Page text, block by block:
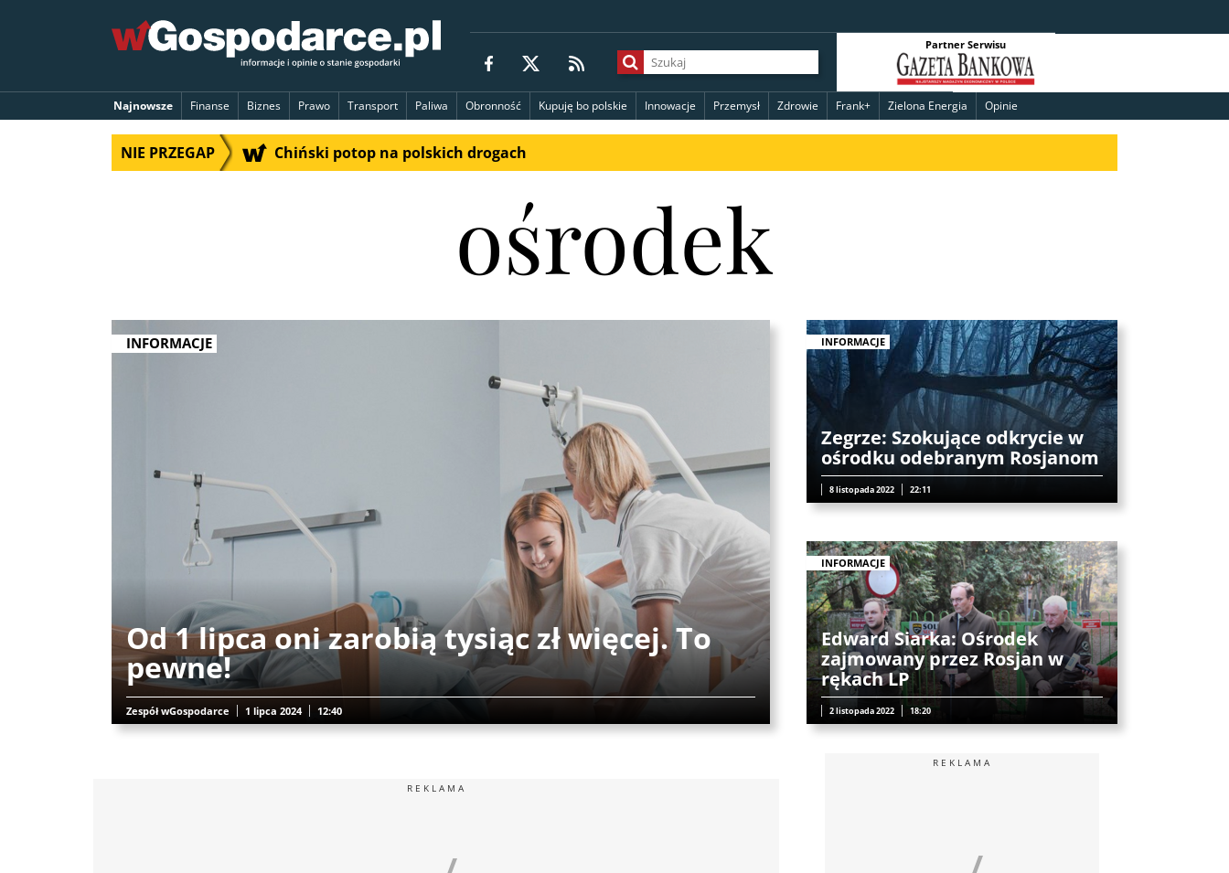
Partner Serwisu
Najnowsze Finanse Biznes Prawo Transport Paliwa Obronność Kupuję bo polskie Innowacje Przemysł Zdrowie Frank+ Zielona Energia Opinie
NIE PRZEGAP Chiński potop na polskich drogach
ośrodek
INFORMACJE
Od 1 lipca oni zarobią tysiąc zł więcej. To
pewne!
Zespół wGospodarce 1 lipca 2024 12:40
INFORMACJE
Zegrze: Szokujące odkrycie w
ośrodku odebranym Rosjanom
8 listopada 2022 22:11
INFORMACJE
Edward Siarka: Ośrodek
zajmowany przez Rosjan w
rękach LP
2 listopada 2022 18:20
REKLAMA
REKLAMA